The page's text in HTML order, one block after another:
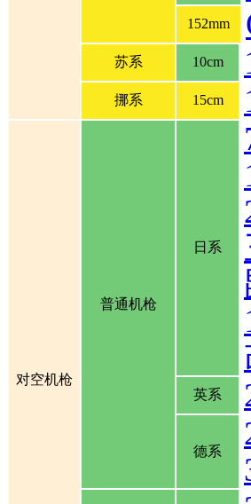
152mm
苏系 10cm
挪系 15cm
对空机枪
普通机枪
日系
英系
德系